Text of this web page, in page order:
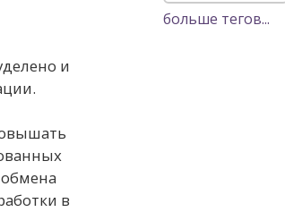
и
в
КИИ ИТ-
больше тегов...